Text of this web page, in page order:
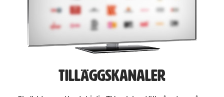
Tilläggskanaler